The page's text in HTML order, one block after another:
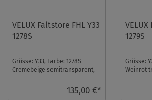
VELUX Faltstore FHL Y33
1278S
Grösse: Y33, Farbe: 1278S
Cremebeige semitransparent,
135,00 €*
VELUX
1279S
Grösse:
Weinrot